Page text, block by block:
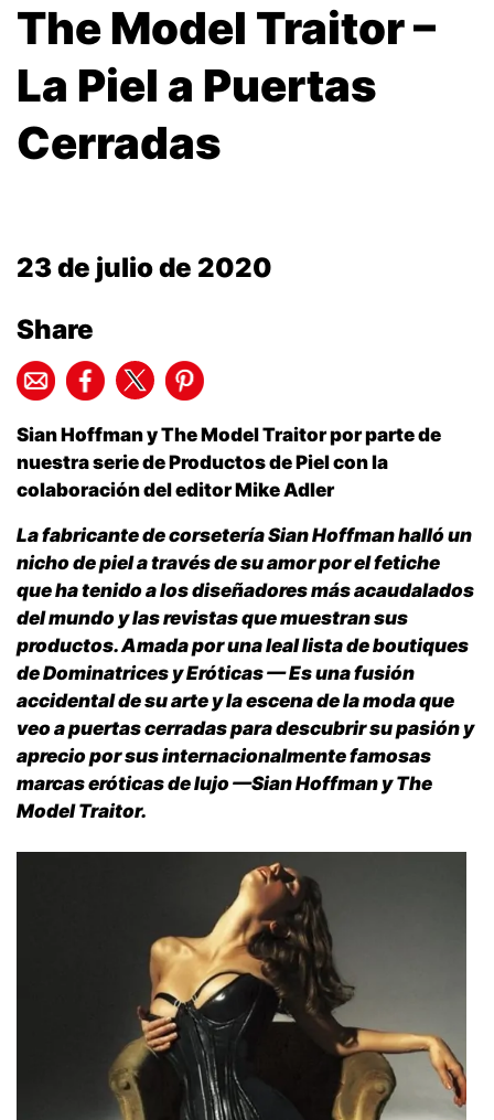
The Model Traitor –
La Piel a Puertas
Cerradas
23 de julio de 2020
Share
Sian Hoffman y The Model Traitor por parte de
nuestra serie de Productos de Piel con la
colaboración del editor Mike Adler
La fabricante de corsetería Sian Hoffman halló un
nicho de piel a través de su amor por el fetiche
que ha tenido a los diseñadores más acaudalados
del mundo y las revistas que muestran sus
productos. Amada por una leal lista de boutiques
de Dominatrices y Eróticas — Es una fusión
accidental de su arte y la escena de la moda que
veo a puertas cerradas para descubrir su pasión y
aprecio por sus internacionalmente famosas
marcas eróticas de lujo —Sian Hoffman y The
Model Traitor.